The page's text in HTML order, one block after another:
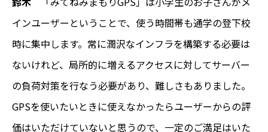
インユーザーということで、使う時間帯も通学の登下校
時に集中します。常に潤沢なインフラを構築する必要は
ないけれど、局所的に増えるアクセスに対してサーバー
の負荷対策を行なう必要があり、難しさもありました。
GPSを使いたいときに使えなかったらユーザーからの評
価はいただけていないと思うので、一定のご満足はいた